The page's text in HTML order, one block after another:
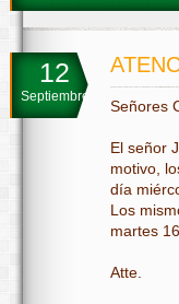
12
Septiembre
Señores
El señor
motivo,
día
Los
martes
Atte.